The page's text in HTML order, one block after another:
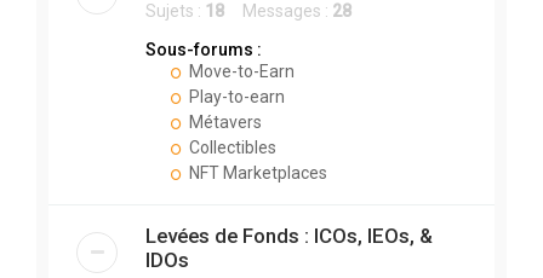
Sujets : 18 Messages : 28
Sous-forums :
Move-to-Earn
Play-to-earn
Métavers
Collectibles
NFT Marketplaces
Levées de Fonds : ICOs, IEOs, &
IDOs